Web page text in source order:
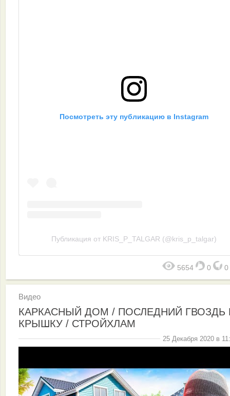
Посмотреть эту публикацию в Instagram
Публикация от KRIS_P_TALGAR (@kris_p_talgar)
5654 0 0
Видео
КАРКАСНЫЙ ДОМ / ПОСЛЕДНИЙ ГВОЗДЬ
КРЫШКУ / СТРОЙХЛАМ
25 Декабря 2020 в